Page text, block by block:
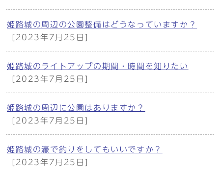
姫路城の周辺の公園整備はどうなっていますか？
[2023年7月25日]
姫路城のライトアップの期間・時間を知りたい
[2023年7月25日]
姫路城の周辺に公園はありますか？
[2023年7月25日]
姫路城の濠で釣りをしてもいいですか？
[2023年7月25日]